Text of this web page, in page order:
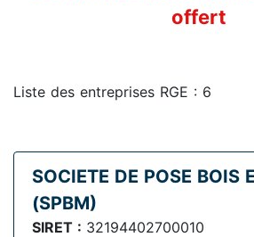
offert
Liste des entreprises RGE : 6
SOCIETE DE POSE BOIS
(SPBM)
SIRET : 32194402700010